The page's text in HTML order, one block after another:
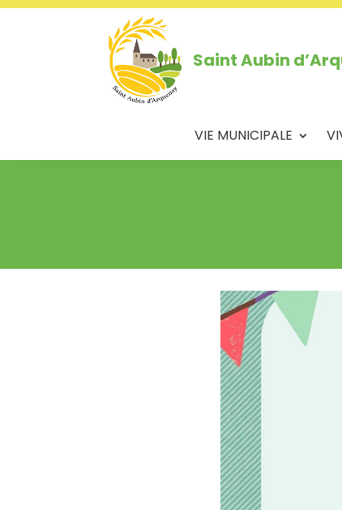
Saint Aubin
VIE MUNICIPALE